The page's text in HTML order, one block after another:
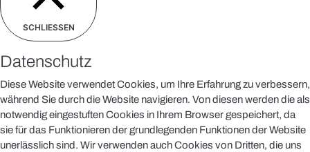
SCHLIESSEN
Datenschutz
Diese Website verwendet Cookies, um Ihre Erfahrung zu verbessern,
während Sie durch die Website navigieren. Von diesen werden die als
notwendig eingestuften Cookies in Ihrem Browser gespeichert, da
sie für das Funktionieren der grundlegenden Funktionen der Website
unerlässlich sind. Wir verwenden auch Cookies von Dritten, die uns